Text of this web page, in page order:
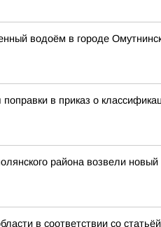
водоём в городе
в приказ о
района возвели
в соответствии со